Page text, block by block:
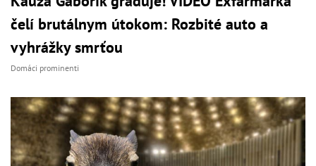
čelí brutálnym útokom: Rozbité auto a
vyhrážky smrťou
Domáci prominenti